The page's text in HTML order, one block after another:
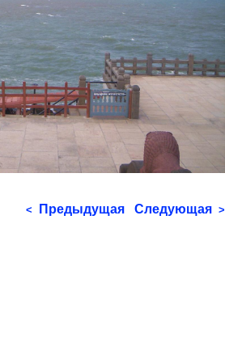
< Предыдущая Следующая >